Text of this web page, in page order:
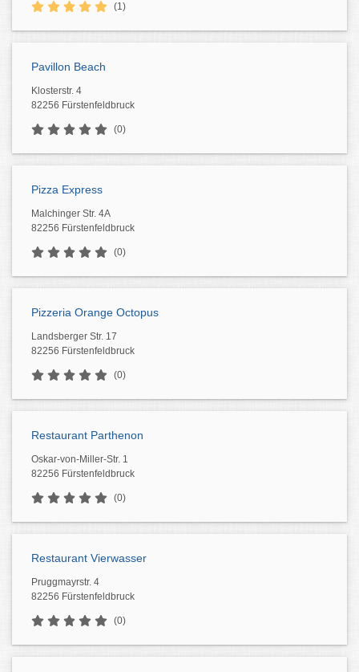
(1)
Pavillon Beach
Klosterstr. 4
82256 Fürstenfeldbruck
(0)
Pizza Express
Malchinger Str. 4A
82256 Fürstenfeldbruck
(0)
Pizzeria Orange Octopus
Landsberger Str. 17
82256 Fürstenfeldbruck
(0)
Restaurant Parthenon
Oskar-von-Miller-Str. 1
82256 Fürstenfeldbruck
(0)
Restaurant Vierwasser
Pruggmayrstr. 4
82256 Fürstenfeldbruck
(0)